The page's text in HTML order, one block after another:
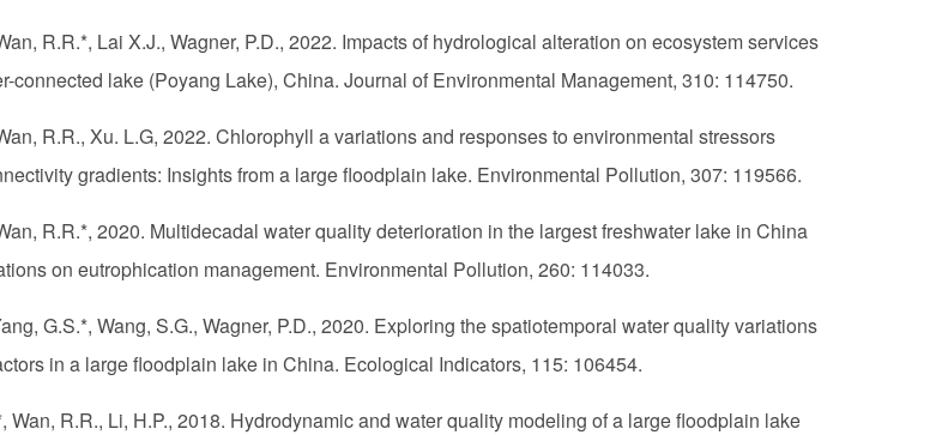
R.R.*, Lai X.J., Wagner, P.D., 2022. Impacts of hydrological alteration on ecosystem services
connected lake (Poyang Lake), China. Journal of Environmental Management, 310: 114750.
R.R., Xu. L.G, 2022. Chlorophyll a variations and responses to environmental stressors
gradients: Insights from a large floodplain lake. Environmental Pollution, 307: 119566.
R.R.*, 2020. Multidecadal water quality deterioration in the largest freshwater lake in China
on eutrophication management. Environmental Pollution, 260: 114033.
G.S.*, Wang, S.G., Wagner, P.D., 2020. Exploring the spatiotemporal water quality variations
in a large floodplain lake in China. Ecological Indicators, 115: 106454.
Wan, R.R., Li, H.P., 2018. Hydrodynamic and water quality modeling of a large floodplain lake